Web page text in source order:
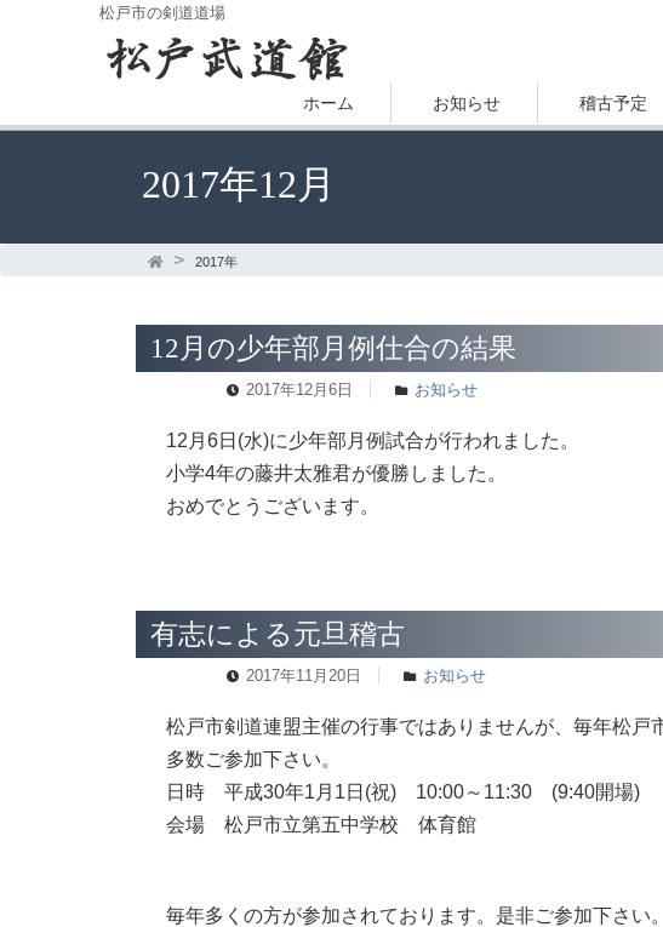
松戸市の剣道道場
ホーム お知らせ 稽古予定
2017年12月
2017年
12月の少年部月例仕合の結果
2017年12月6日 お知らせ
12月6日(水)に少年部月例試合が行われました。
小学4年の藤井太雅君が優勝しました。
おめでとうございます。
有志による元旦稽古
2017年11月20日 お知らせ
松戸市剣道連盟主催の行事ではありませんが、毎年松戸
多数ご参加下さい。
日時 平成30年1月1日(祝) 10:00～11:30 (9:40開場)
会場 松戸市立第五中学校 体育館
毎年多くの方が参加されております。是非ご参加下さい。